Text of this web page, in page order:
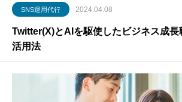
SNS運用代行 2024.04.08
Twitter(X)とAIを駆使したビジネス成長
活用法